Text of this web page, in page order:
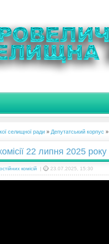
селищної ради » Депутатський корпус »
22 липня 2025 року
комісій | 23.07.2025, 15:30